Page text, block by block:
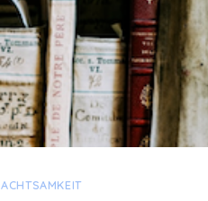
ACHTSAMKEIT